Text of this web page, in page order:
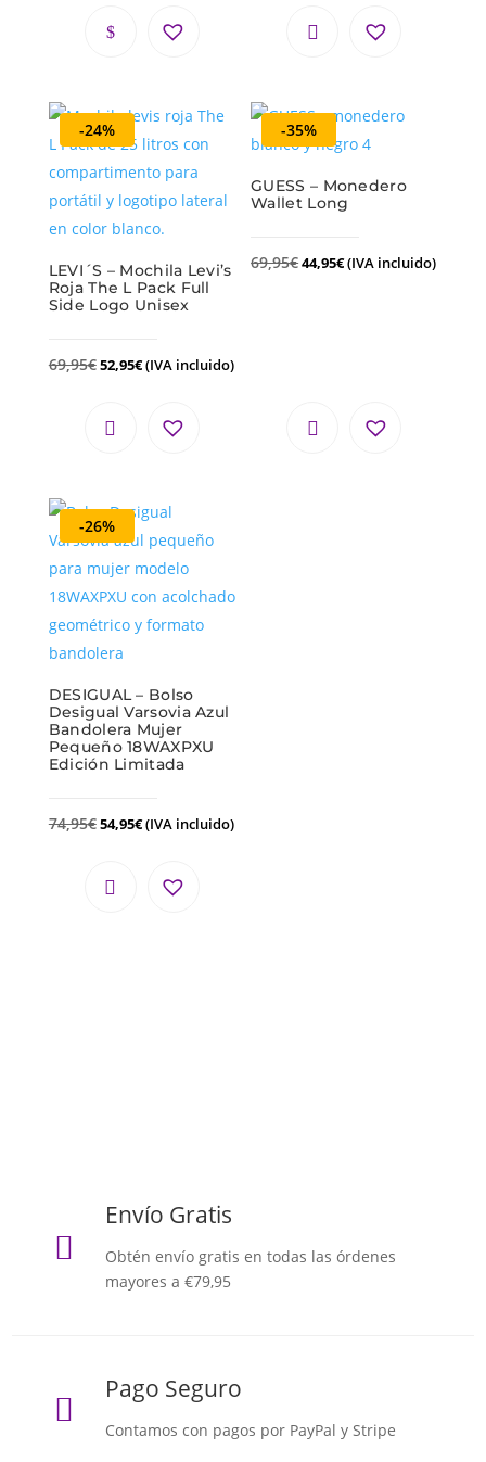
-24%
LEVI´S – Mochila Levi’s
Roja The L Pack Full
Side Logo Unisex
69,95€52,95€(IVA incluido)
-35%
GUESS – Monedero
Wallet Long
69,95€44,95€(IVA incluido)
-26%
DESIGUAL – Bolso
Desigual Varsovia Azul
Bandolera Mujer
Pequeño 18WAXPXU
Edición Limitada
74,95€54,95€(IVA incluido)

Envío Gratis
Obtén envío gratis en todas las órdenes
mayores a €79,95

Pago Seguro
Contamos con pagos por PayPal y Stripe